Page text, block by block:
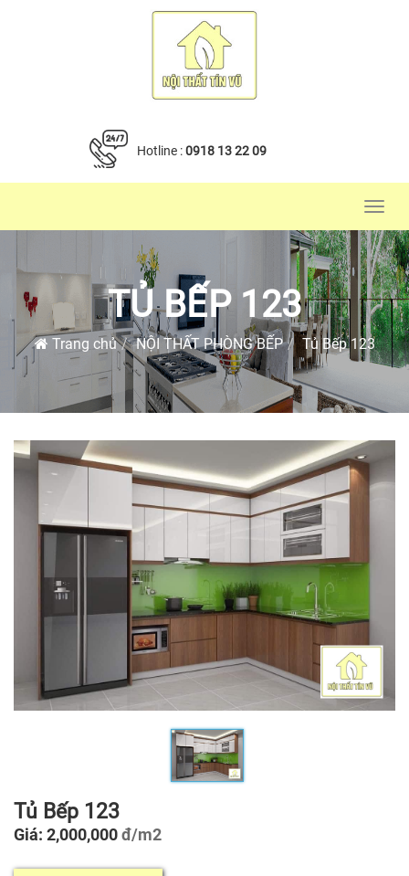
Hotline :0918 13 22 09
TỦ BẾP 123
Trang chủ NỘI THẤT PHÒNG BẾP Tủ Bếp 123
Tủ Bếp 123
Giá: 2,000,000đ/m2